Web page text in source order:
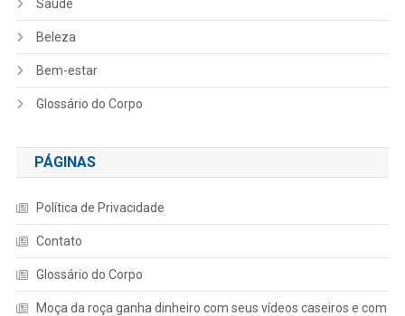
Saúde
Beleza
Bem-estar
Glossário do Corpo
PÁGINAS
Política de Privacidade
Contato
Glossário do Corpo
Moça da roça ganha dinheiro com seus vídeos caseiros e com